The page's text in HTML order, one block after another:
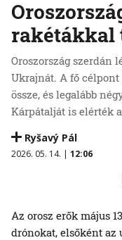
rakétákkal
Oroszország szerdán
Ukrajnát. A fő
össze, és legalább
Kárpátalját is elérték
Ryšavý Pál
2026. 05. 14. | 12:06
Az orosz erők május 13-án hullámokban indítottak
drónokat, elsőként